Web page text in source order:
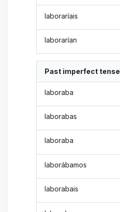
laboraríais
laborarían
Past imperfect tense
laboraba
laborabas
laboraba
laborábamos
laborabais